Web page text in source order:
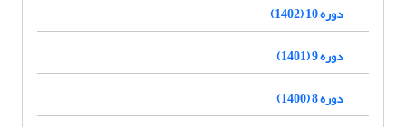
دوره 10 (1402)
دوره 9 (1401)
دوره 8 (1400)